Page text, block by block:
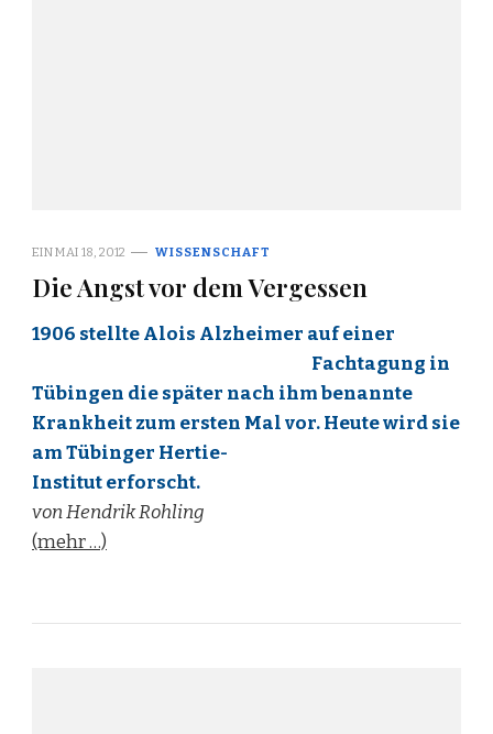
EINMAI 18, 2012 WISSENSCHAFT
Die Angst vor dem Vergessen
1906 stellte Alois Alzheimer auf einer
Fachtagung in
Tübingen die später nach ihmbenannte
Krankheitzum ersten Mal vor. Heute wird sie
am Tübinger Hertie-
Institut erforscht.
von Hendrik Rohling
(mehr …)